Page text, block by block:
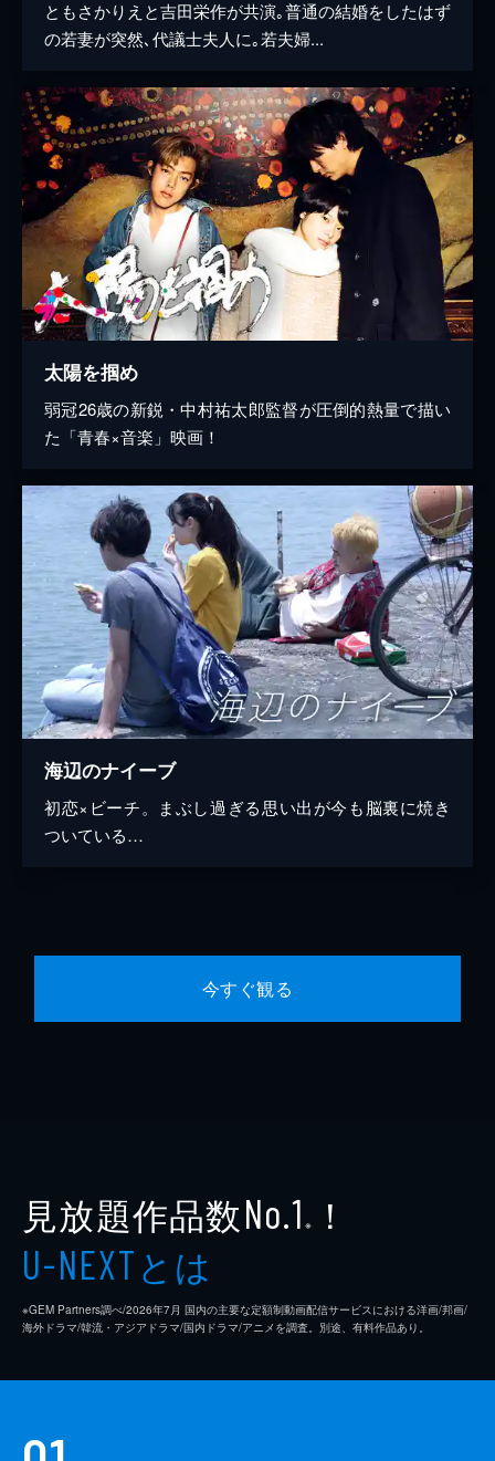
ともさかりえと吉田栄作が共演｡普通の結婚をしたはず
の若妻が突然､代議士夫人に｡若夫婦...
太陽を掴め
弱冠26歳の新鋭・中村祐太郎監督が圧倒的熱量で描い
た「青春×音楽」映画！
海辺のナイーブ
初恋×ビーチ。まぶし過ぎる思い出が今も脳裏に焼き
ついている…
今すぐ観る
見放題作品数No.1 ※ ！
U-NEXTとは
※GEM Partners調べ/2026年7⽉ 国内の主要な定額制動画配信サービスにおける洋画/邦画/
海外ドラマ/韓流・アジアドラマ/国内ドラマ/アニメを調査。別途、有料作品あり。